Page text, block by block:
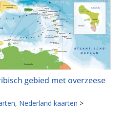
gebied met overzeese
Nederland kaarten >